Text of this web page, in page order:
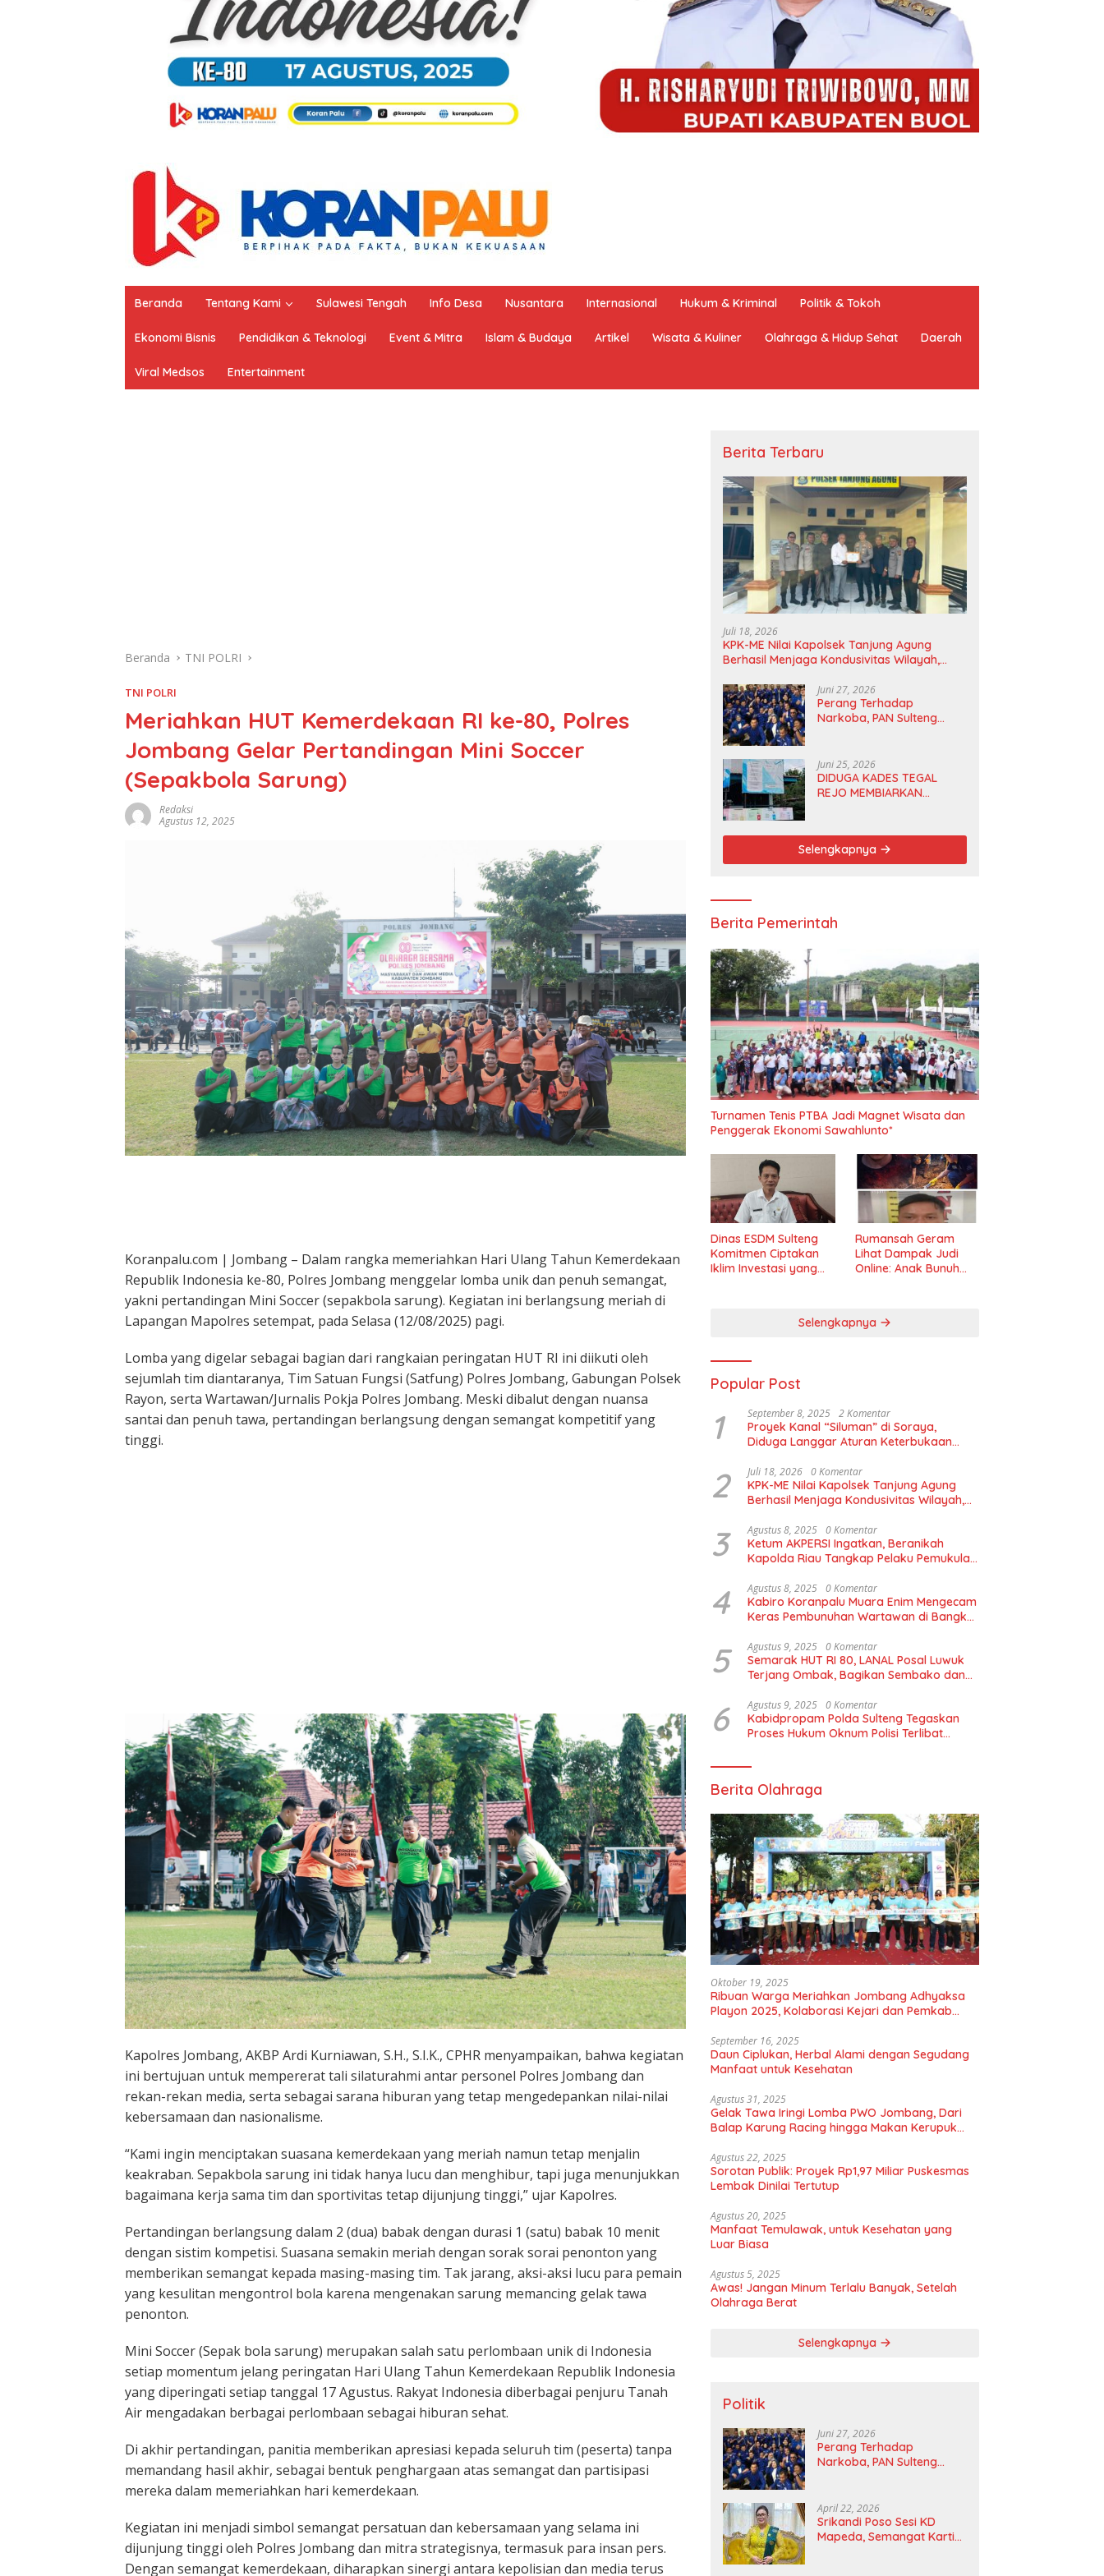
Beranda Tentang Kami Sulawesi Tengah Info Desa Nusantara Internasional Hukum & Kriminal Politik & Tokoh
Ekonomi Bisnis Pendidikan & Teknologi Event & Mitra Islam & Budaya Artikel Wisata & Kuliner Olahraga & Hidup Sehat Daerah
Viral Medsos Entertainment
Beranda TNI POLRI
TNI POLRI
Meriahkan HUT Kemerdekaan RI ke-80, Polres
Jombang Gelar Pertandingan Mini Soccer
(Sepakbola Sarung)
Redaksi
Agustus 12, 2025
Koranpalu.com | Jombang – Dalam rangka memeriahkan Hari Ulang Tahun Kemerdekaan
Republik Indonesia ke-80, Polres Jombang menggelar lomba unik dan penuh semangat,
yakni pertandingan Mini Soccer (sepakbola sarung). Kegiatan ini berlangsung meriah di
Lapangan Mapolres setempat, pada Selasa (12/08/2025) pagi.
Lomba yang digelar sebagai bagian dari rangkaian peringatan HUT RI ini diikuti oleh
sejumlah tim diantaranya, Tim Satuan Fungsi (Satfung) Polres Jombang, Gabungan Polsek
Rayon, serta Wartawan/Jurnalis Pokja Polres Jombang. Meski dibalut dengan nuansa
santai dan penuh tawa, pertandingan berlangsung dengan semangat kompetitif yang
tinggi.
Kapolres Jombang, AKBP Ardi Kurniawan, S.H., S.I.K., CPHR menyampaikan, bahwa kegiatan
ini bertujuan untuk mempererat tali silaturahmi antar personel Polres Jombang dan
rekan-rekan media, serta sebagai sarana hiburan yang tetap mengedepankan nilai-nilai
kebersamaan dan nasionalisme.
“Kami ingin menciptakan suasana kemerdekaan yang meriah namun tetap menjalin
keakraban. Sepakbola sarung ini tidak hanya lucu dan menghibur, tapi juga menunjukkan
bagaimana kerja sama tim dan sportivitas tetap dijunjung tinggi,” ujar Kapolres.
Pertandingan berlangsung dalam 2 (dua) babak dengan durasi 1 (satu) babak 10 menit
dengan sistim kompetisi. Suasana semakin meriah dengan sorak sorai penonton yang
memberikan semangat kepada masing-masing tim. Tak jarang, aksi-aksi lucu para pemain
yang kesulitan mengontrol bola karena mengenakan sarung memancing gelak tawa
penonton.
Mini Soccer (Sepak bola sarung) merupakan salah satu perlombaan unik di Indonesia
setiap momentum jelang peringatan Hari Ulang Tahun Kemerdekaan Republik Indonesia
yang diperingati setiap tanggal 17 Agustus. Rakyat Indonesia diberbagai penjuru Tanah
Air mengadakan berbagai perlombaan sebagai hiburan sehat.
Di akhir pertandingan, panitia memberikan apresiasi kepada seluruh tim (peserta) tanpa
memandang hasil akhir, sebagai bentuk penghargaan atas semangat dan partisipasi
mereka dalam memeriahkan hari kemerdekaan.
Kegiatan ini menjadi simbol semangat persatuan dan kebersamaan yang selama ini
dijunjung tinggi oleh Polres Jombang dan mitra strategisnya, termasuk para insan pers.
Dengan semangat kemerdekaan, diharapkan sinergi antara kepolisian dan media terus
Berita Terbaru
Juli 18, 2026
KPK-ME Nilai Kapolsek Tanjung Agung
Berhasil Menjaga Kondusivitas Wilayah,
Langsung
Juni 27, 2026
Perang Terhadap
Narkoba, PAN Sulteng
DPD
Juni 25, 2026
DIDUGA KADES TEGAL
REJO MEMBIARKAN
Selengkapnya
Berita Pemerintah
Turnamen Tenis PTBA Jadi Magnet Wisata dan
Penggerak Ekonomi Sawahlunto*
Dinas ESDM Sulteng
Komitmen Ciptakan
Iklim Investasi yang
Rumansah Geram
Lihat Dampak Judi
Online: Anak Bunuh
Selengkapnya
Popular Post
1 September 8, 2025 2 Komentar
Proyek Kanal “Siluman” di Soraya,
Diduga Langgar Aturan Keterbukaan
2 Juli 18, 2026 0 Komentar
KPK-ME Nilai Kapolsek Tanjung Agung
Berhasil Menjaga Kondusivitas Wilayah,
Langsung
3 Agustus 8, 2025 0 Komentar
Ketum AKPERSI Ingatkan, Beranikah
Kapolda Riau Tangkap Pelaku Pemukulan
Bensin Tabe Gadang Pekanbaru
4 Agustus 8, 2025 0 Komentar
Kabiro Koranpalu Muara Enim Mengecam
Keras Pembunuhan Wartawan di Bangka
5 Agustus 9, 2025 0 Komentar
Semarak HUT RI 80, LANAL Posal Luwuk
Terjang Ombak, Bagikan Sembako dan
6 Agustus 9, 2025 0 Komentar
Kabidpropam Polda Sulteng Tegaskan
Proses Hukum Oknum Polisi Terlibat
Berita Olahraga
Oktober 19, 2025
Ribuan Warga Meriahkan Jombang Adhyaksa
Playon 2025, Kolaborasi Kejari dan Pemkab
September 16, 2025
Daun Ciplukan, Herbal Alami dengan Segudang
Manfaat untuk Kesehatan
Agustus 31, 2025
Gelak Tawa Iringi Lomba PWO Jombang, Dari
Balap Karung Racing hingga Makan Kerupuk
Agustus 22, 2025
Sorotan Publik: Proyek Rp1,97 Miliar Puskesmas
Lembak Dinilai Tertutup
Agustus 20, 2025
Manfaat Temulawak, untuk Kesehatan yang
Luar Biasa
Agustus 5, 2025
Awas! Jangan Minum Terlalu Banyak, Setelah
Olahraga Berat
Selengkapnya
Politik
Juni 27, 2026
Perang Terhadap
Narkoba, PAN Sulteng
DPD
April 22, 2026
Srikandi Poso Sesi KD
Mapeda, Semangat Kartini